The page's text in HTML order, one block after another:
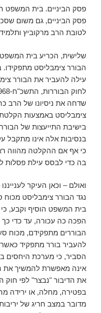
פסק הביניים. בית המשפט
פסק הביניים, גם משום
לטובת הרב מרקוביץ
שלישית, הכריע בית
הבורר צימבליסט
שדחה את ניסיונו של הרב
צימבליסט באמצעות
בישיבת התייעצות של
בנסיבות אלה אינו מתקבל
כי אף אם ההקלטה מהווה
בה כדי לבסס עילת פסלות לפי סעיף 11(1)
ואולם – וכאן העיקר
בית המשפט הוסיף וקבע,
הפכה כה עכורה, עד כדי
להעביר בורר מתפקיד
הסביר, כי מערכת היחסים
אינה מאפשרת להמשיך את
את הדיבור "נבצר" לפי חוק
בפטירה, מחלה, או ירידה
מדובר במצב חריג של יריבות